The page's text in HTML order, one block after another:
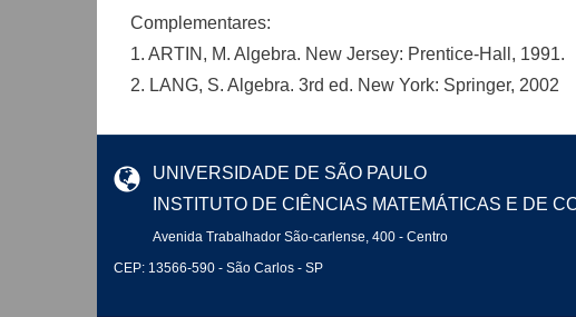
Complementares:
1. ARTIN, M. Algebra. New Jersey: Prentice-Hall, 1991.
2. LANG, S. Algebra. 3rd ed. New York: Springer, 2002
UNIVERSIDADE DE SÃO PAULO
INSTITUTO DE CIÊNCIAS MATEMÁTICAS E DE
Avenida Trabalhador São-carlense, 400 - Centro
CEP: 13566-590 - São Carlos - SP